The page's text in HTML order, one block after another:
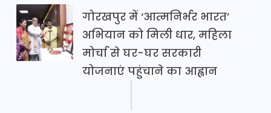
गोरखपुर में ‘आत्मनिर्भर भारत’
अभियान को मिली धार, महिला
मोर्चा से घर-घर सरकारी
योजनाएं पहुंचाने का आह्वान